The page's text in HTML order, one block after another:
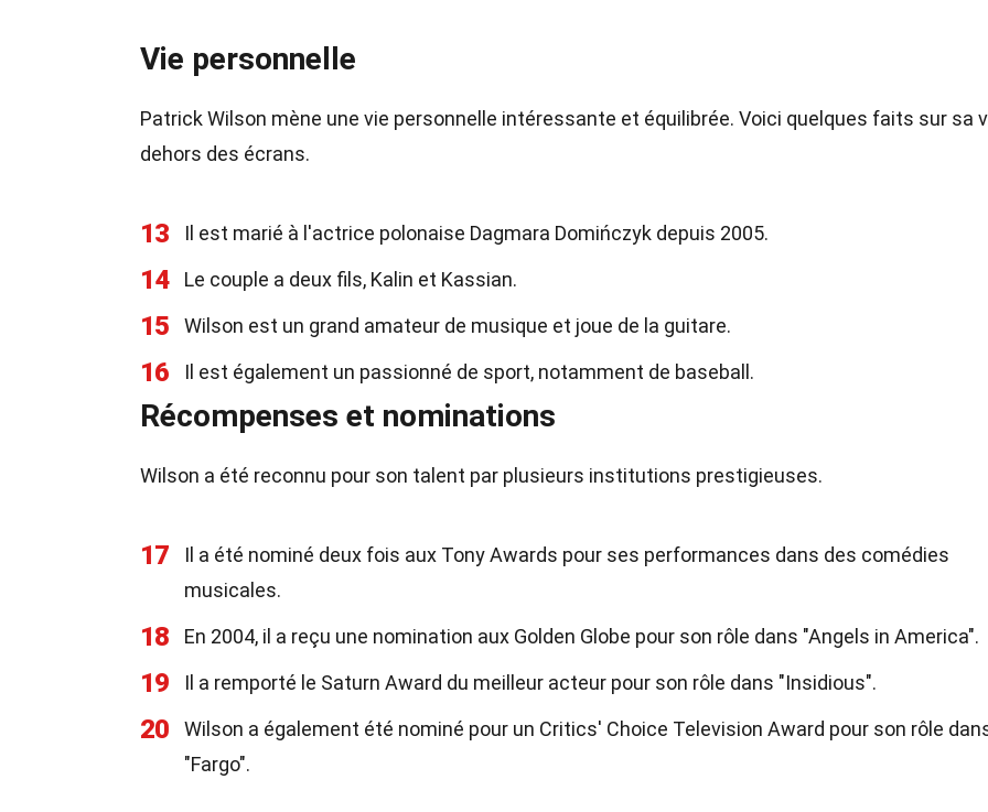
Vie personnelle
Patrick Wilson mène une vie personnelle intéressante et équilibrée. Voici quelques faits sur sa
dehors des écrans.
13 Il est marié à l'actrice polonaise Dagmara Domińczyk depuis 2005.
14 Le couple a deux fils, Kalin et Kassian.
15 Wilson est un grand amateur de musique et joue de la guitare.
16 Il est également un passionné de sport, notamment de baseball.
Récompenses et nominations
Wilson a été reconnu pour son talent par plusieurs institutions prestigieuses.
17
Il a été nominé deux fois aux Tony Awards pour ses performances dans des comédies
musicales.
18 En 2004, il a reçu une nomination aux Golden Globe pour son rôle dans "Angels in America".
19 Il a remporté le Saturn Award du meilleur acteur pour son rôle dans "Insidious".
20
Wilson a également été nominé pour un Critics' Choice Television Award pour son rôle
"Fargo".